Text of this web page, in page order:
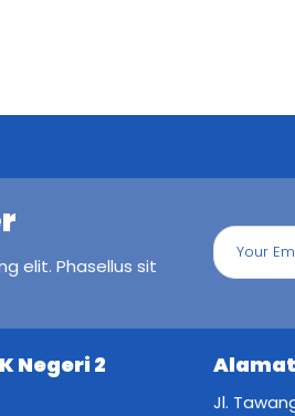
elit. Phasellus sit
Negeri 2
Alamat
Jl.